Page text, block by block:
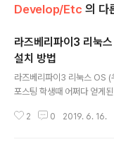
Develop/Etc 의 다
라즈베리파이3 리눅
설치 방법
라즈베리파이3 리눅스 OS (
포스팅 학생때 어쩌다 얻게
지 이러저러한 이유로 계속
2 0 2019. 6. 16.